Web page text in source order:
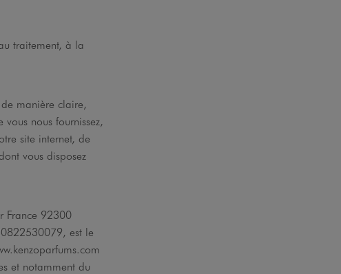
traitement, à la
manière claire,
nous fournissez,
site internet, de
vous disposez
France 92300
est le
et notamment du